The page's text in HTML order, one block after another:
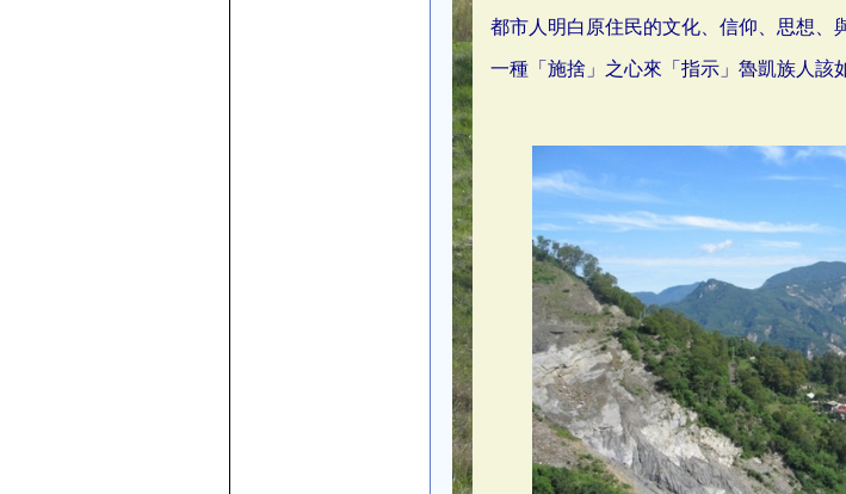
都市人明白原住民的文化、信仰、思想、
一種「施捨」之心來「指示」魯凱族人該